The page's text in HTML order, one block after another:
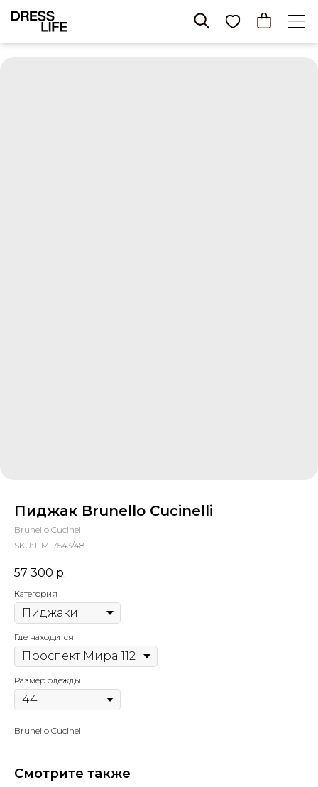
Пиджак Brunello Cucinelli
Brunello Cucinelli
SKU: ПМ-7543/48
57 300 р.
Категория
Где находится
Размер одежды
Brunello Cucinelli
Смотрите также